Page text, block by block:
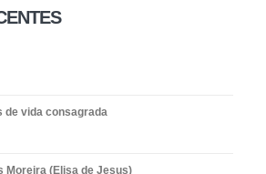
de vida consagrada
Moreira (Elisa de Jesus)